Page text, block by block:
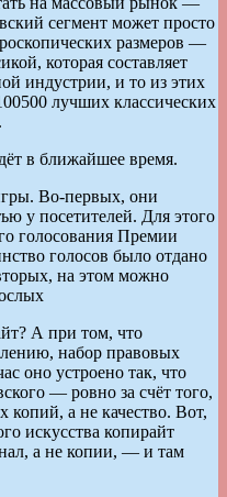
сегмент может просто
размеров —
которая составляет
индустрии, и то из этих
лучших классических
в ближайшее время.
Во-первых, они
у посетителей. Для этого
голосования Премии
голосов было отдано
на этом можно
А при том, что
набор правовых
оно устроено так, что
— ровно за счёт того,
копий, а не качество. Вот,
искусства копирайт
а не копии, — и там